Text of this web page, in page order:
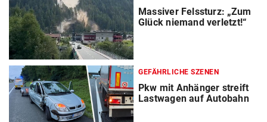
Massiver Felssturz: „Zum
Glück niemand verletzt!“
GEFÄHRLICHE SZENEN
Pkw mit Anhänger streift
Lastwagen auf Autobahn